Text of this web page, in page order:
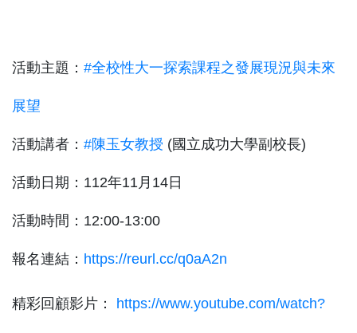
活動主題： #全校性大一探索課程之發展現況與未來
展望
活動講者： #陳玉女教授 (國立成功大學副校長)
活動日期：112年11月14日
活動時間：12:00-13:00
報名連結： https://reurl.cc/q0aA2n
精彩回顧影片： https://www.youtube.com/watch?